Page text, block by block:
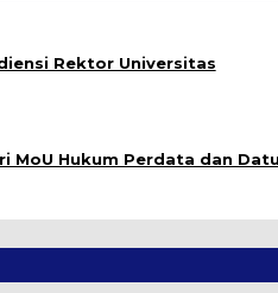
Rektor Universitas
MoU Hukum Perdata dan